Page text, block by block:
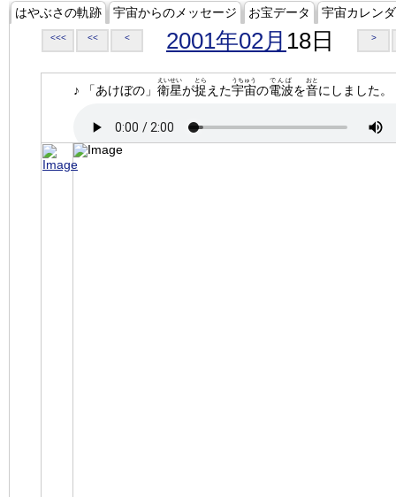
はやぶさの軌跡 宇宙からのメッセージ お宝データ 宇宙カレン
<<< << < 2001年02月 18日 >
♪ 「あけぼの」 衛星
えいせい
が捉
とら
えた宇宙
うちゅう
の電波
でんぱ
を音
おと
にしました。